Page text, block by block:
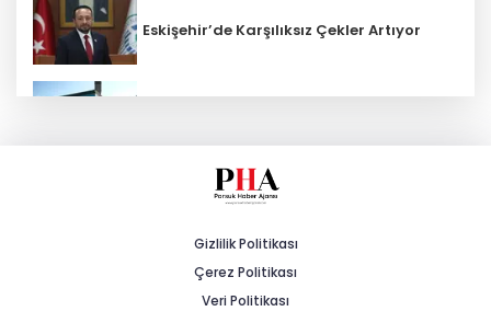
Eskişehir’de Karşılıksız Çekler Artıyor
MHP'li Cengiz: "Yalnızca Ağaçlar Değil,
Tarihi Yürüyüş Yolları Mihalıççık’ta
Devam Etti
Gizlilik Politikası
Çerez Politikası
Veri Politikası